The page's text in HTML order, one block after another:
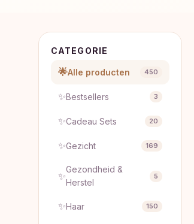
CATEGORIE
🌟Alle producten 450
✨Bestsellers 3
✨Cadeau Sets 20
✨Gezicht 169
✨
Gezondheid &
Herstel
5
✨Haar 150